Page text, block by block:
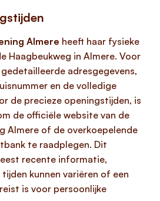
Almere heeft haar fysieke
Haagbeukweg in Almere. Voor
adresgegevens,
en de volledige
de precieze openingstijden, is
de officiële website van de
Almere of de overkoepelende
te raadplegen. Dit
recente informatie,
kunnen variëren of een
is voor persoonlijke